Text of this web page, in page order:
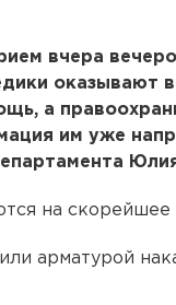
вчера
оказывают
а
им уже
на
арматурой